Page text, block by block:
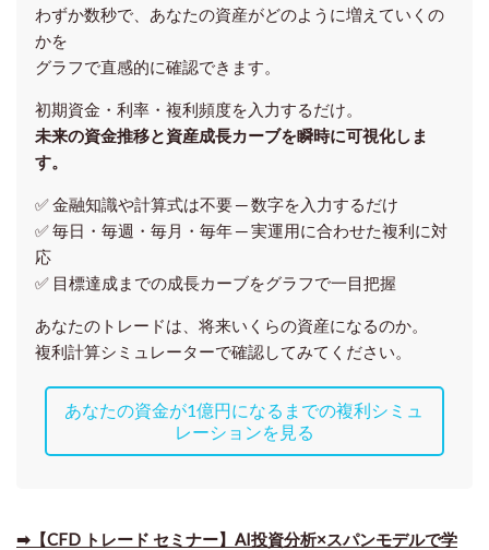
わずか数秒で、あなたの資産がどのように増えていくの
かを
グラフで直感的に確認できます。
初期資金・利率・複利頻度を入力するだけ。
未来の資金推移と資産成長カーブを瞬時に可視化しま
す。
✅ 金融知識や計算式は不要 ─ 数字を入力するだけ
✅ 毎日・毎週・毎月・毎年 ─ 実運用に合わせた複利に対
応
✅ 目標達成までの成長カーブをグラフで一目把握
あなたのトレードは、将来いくらの資産になるのか。
複利計算シミュレーターで確認してみてください。
あなたの資金が1億円になるまでの複利シミュ
レーションを見る
➡【CFD トレード セミナー】AI投資分析×スパンモデルで学